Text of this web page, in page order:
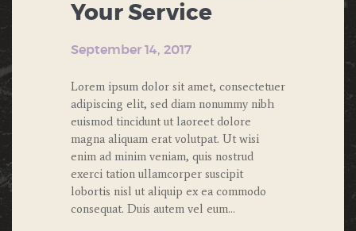
Your Service
September 14, 2017
Lorem ipsum dolor sit amet, consectetuer
adipiscing elit, sed diam nonummy nibh
euismod tincidunt ut laoreet dolore
magna aliquam erat volutpat. Ut wisi
enim ad minim veniam, quis nostrud
exerci tation ullamcorper suscipit
lobortis nisl ut aliquip ex ea commodo
consequat. Duis autem vel eum…